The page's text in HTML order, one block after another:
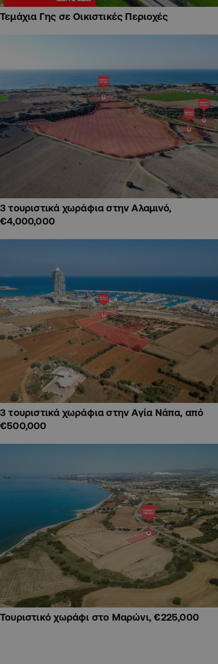
Τεμάχια Γης σε Οικιστικές Περιοχές
3 τουριστικά χωράφια στην Αλαμινό,
€4,000,000
3 τουριστικά χωράφια στην Αγία Νάπα, από
€500,000
Τουριστικό χωράφι στο Μαρώνι, €225,000